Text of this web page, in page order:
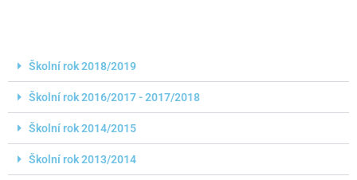
Školní rok 2018/2019
Školní rok 2016/2017 - 2017/2018
Školní rok 2014/2015
Školní rok 2013/2014